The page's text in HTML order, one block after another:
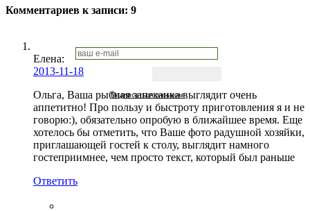
Подписаться письмом
Комментариев к записи: 9
Елена:
2013-11-18
Ольга, Ваша рыбная запеканка выглядит очень
аппетитно! Про пользу и быстроту приготовления я и не
говорю:), обязательно опробую в ближайшее время. Еще
хотелось бы отметить, что Ваше фото радушной хозяйки,
приглашающей гостей к столу, выглядит намного
гостеприимнее, чем просто текст, который был раньше
Ответить